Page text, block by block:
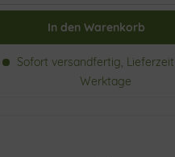
In den Warenkorb
Sofort versandfertig, Lieferzeit
Werktage